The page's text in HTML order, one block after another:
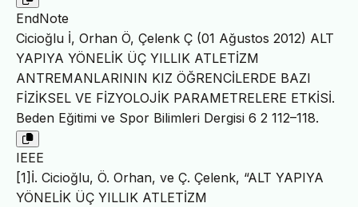
EndNote
Cicioğlu İ, Orhan Ö, Çelenk Ç (01 Ağustos 2012) ALT
YAPIYA YÖNELİK ÜÇ YILLIK ATLETİZM
ANTREMANLARININ KIZ ÖĞRENCİLERDE BAZI
FİZİKSEL VE FİZYOLOJİK PARAMETRELERE ETKİSİ.
Beden Eğitimi ve Spor Bilimleri Dergisi 6 2 112–118.
IEEE
[1]İ. Cicioğlu, Ö. Orhan, ve Ç. Çelenk, “ALT YAPIYA
YÖNELİK ÜÇ YILLIK ATLETİZM